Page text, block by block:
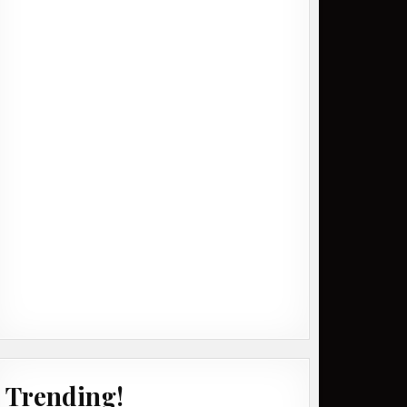
Trending!